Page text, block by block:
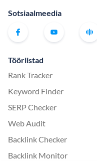
Sotsiaalmeedia
Tööriistad
Rank Tracker
Keyword Finder
SERP Checker
Web Audit
Backlink Checker
Backlink Monitor